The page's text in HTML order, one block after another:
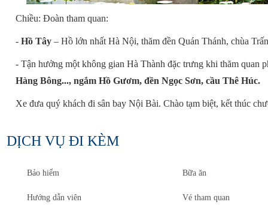
Chiều: Đoàn tham quan:
- Hồ Tây – Hồ lớn nhất Hà Nội, thăm đền Quán Thánh, chùa
- Tận hưởng một không gian Hà Thành đặc trưng khi thăm quan
Hàng Bông..., ngắm Hồ Gươm, đền Ngọc Sơn, cầu Thê Húc.
Xe đưa quý khách đi sân bay Nội Bài. Chào tạm biệt, kết thúc
DỊCH VỤ ĐI KÈM
Bảo hiểm Bữa ăn
Hướng dẫn viên Vé tham quan